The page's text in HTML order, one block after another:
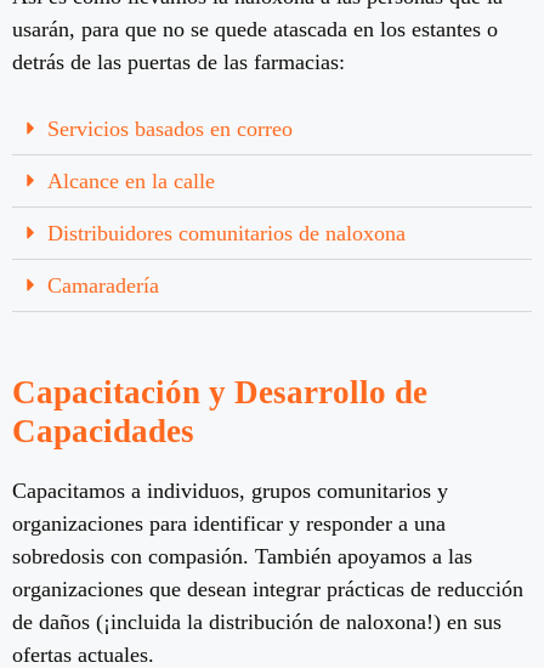
usarán, para que no se quede atascada en los estantes o
detrás de las puertas de las farmacias:
Servicios basados en correo
Alcance en la calle
Distribuidores comunitarios de naloxona
Camaradería
Capacitación y Desarrollo de
Capacidades
Capacitamos a individuos, grupos comunitarios y
organizaciones para identificar y responder a una
sobredosis con compasión. También apoyamos a las
organizaciones que desean integrar prácticas de reducción
de daños (¡incluida la distribución de naloxona!) en sus
ofertas actuales.